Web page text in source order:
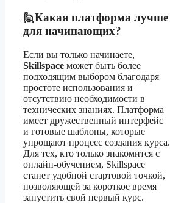
🙋Какая платформа лучше
для начинающих?
Если вы только начинаете,
Skillspace может быть более
подходящим выбором благодаря
простоте использования и
отсутствию необходимости в
технических знаниях. Платформа
имеет дружественный интерфейс
и готовые шаблоны, которые
упрощают процесс создания курса.
Для тех, кто только знакомится с
онлайн-обучением, Skillspace
станет удобной стартовой точкой,
позволяющей за короткое время
запустить свой первый курс.